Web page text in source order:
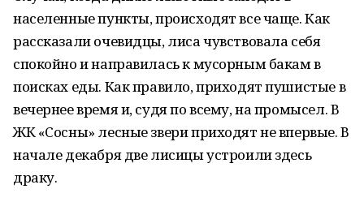
населенные пункты, происходят все чаще. Как
рассказали очевидцы, лиса чувствовала себя
спокойно и направилась к мусорным бакам в
поисках еды. Как правило, приходят пушистые в
вечернее время и, судя по всему, на промысел. В
ЖК «Сосны» лесные звери приходят не впервые. В
начале декабря две лисицы устроили здесь
драку.